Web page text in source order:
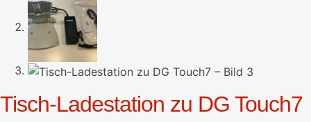
Tisch-Ladestation zu DG Touch7